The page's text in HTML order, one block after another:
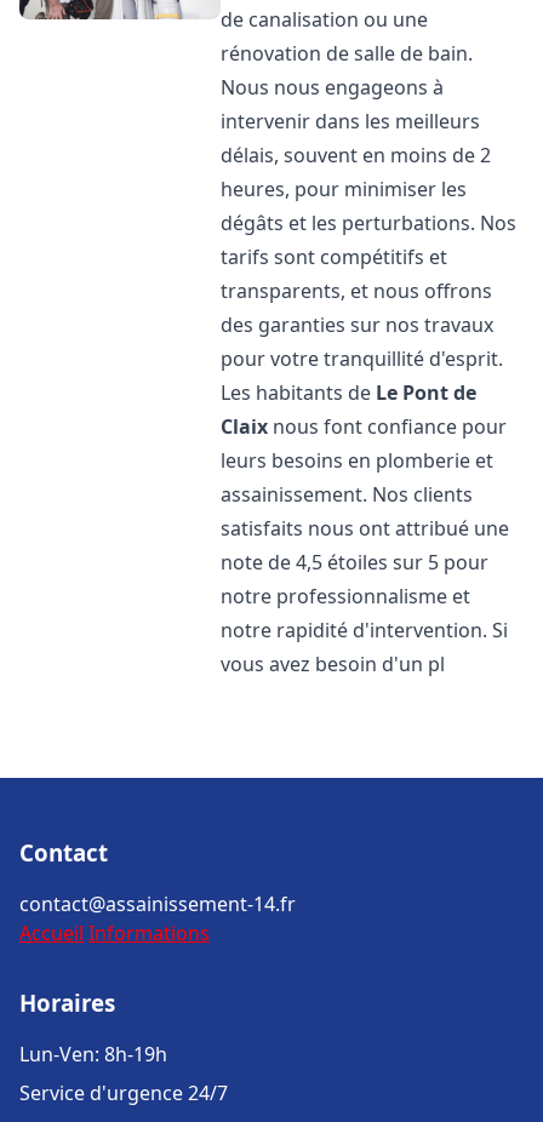
de canalisation ou une
rénovation de salle de bain.
Nous nous engageons à
intervenir dans les meilleurs
délais, souvent en moins de 2
heures, pour minimiser les
dégâts et les perturbations. Nos
tarifs sont compétitifs et
transparents, et nous offrons
des garanties sur nos travaux
pour votre tranquillité d'esprit.
Les habitants de Le Pont de
Claix nous font confiance pour
leurs besoins en plomberie et
assainissement. Nos clients
satisfaits nous ont attribué une
note de 4,5 étoiles sur 5 pour
notre professionnalisme et
notre rapidité d'intervention. Si
vous avez besoin d'un pl
Contact
contact@assainissement-14.fr
Accueil Informations
Horaires
Lun-Ven: 8h-19h
Service d'urgence 24/7